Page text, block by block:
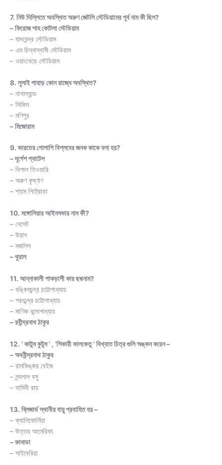
7. নিউ দিল্লিতে অবস্থিত অরুণ জেটলি স্টেডিয়ামের পূর্ব নাম কী ছিল?
– ফিরোজ শাহ কোটলা স্টেডিয়াম
– যাদবেন্দ্র স্টেডিয়াম
– এম চিন্নাস্বামী স্টেডিয়াম
– ওয়াংখেড়ে স্টেডিয়াম
8. লুসাই পাহাড় কোন রাজ্যে অবস্থিত?
– নাগাল্যান্ড
– সিকিম
– মণিপুর
– মিজোরাম
9. ভারতের গোলাপি বিপ্লবের জনক কাকে বলা হয়?
– দূর্গেশ প্যাটেল
– বিশাল তিওয়ারি
– অরুণ কৃষ্ণাণ
– শ্যাম পিট্রোডা
10. মঙ্গোলিয়ার আইনসভার নাম কী?
– নেসেট
– উয়ান
– মজলিস
– থুরাল
11. আন্নাকালী পাকড়াশী কার ছদ্মনাম?
– বঙ্কিমচন্দ্র চট্টোপাধ্যায়
– শরৎচন্দ্র চট্টোপাধ্যায়
– মাণিক বন্দোপাধ্যায়
– রবীন্দ্রনাথ ঠাকুর
12. ‘ কাটুম কুটুম ‘ , ‘শিকারী কালকেতু ‘ বিখ্যাত চিত্র গুলি অঙ্কন করেন –
– অবনীন্দ্রনাথ ঠাকুর
– রামকিঙ্কর বেইজ
– নন্দলাল বসু
– যামিনী রায়
13. ব্লিজার্ড স্থানীয় বায়ু প্রবাহিত হয় –
– ক্যালিফোর্নিয়া
– উত্তর আমেরিকা
– কানাডা
– সাইবেরিয়া